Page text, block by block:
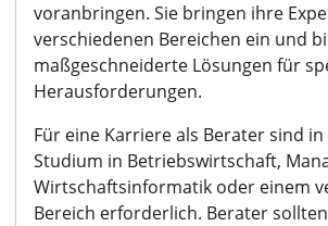
voranbringen. Sie bringen ihre
verschiedenen Bereichen ein und
maßgeschneiderte Lösungen für
Herausforderungen.
Für eine Karriere als Berater sind in
Studium in Betriebswirtschaft,
Wirtschaftsinformatik oder einem
Bereich erforderlich. Berater